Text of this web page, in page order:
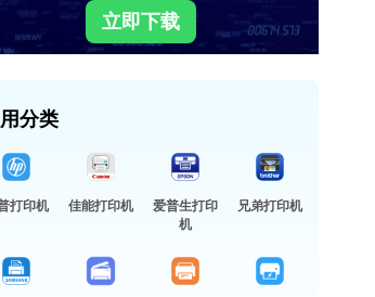
立即下载
分类
打印机 佳能打印机
爱普生打印
机
兄弟打印机